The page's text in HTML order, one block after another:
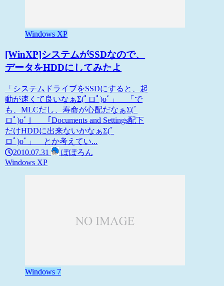
Windows XP
[WinXP]システムがSSDなので、
データをHDDにしてみたよ
「システムドライブをSSDにすると、起
動が速くて良いなぁΣ(ﾟロﾟ)oﾞ」 「で
も、MLCだし、寿命が心配だなぁΣ(ﾟ
ロﾟ)oﾞ」 「Documents and Settings配下
だけHDDに出来ないかなぁΣ(ﾟ
ロﾟ)oﾞ」 とか考えてい...
2010.07.31
ぽぽろん
Windows XP
Windows 7